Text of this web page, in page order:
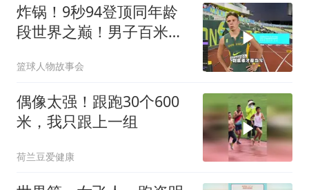
炸锅！9秒94登顶同年龄
段世界之巅！男子百米决
篮球人物故事会
偶像太强！跟跑30个600
米，我只跟上一组
荷兰豆爱健康